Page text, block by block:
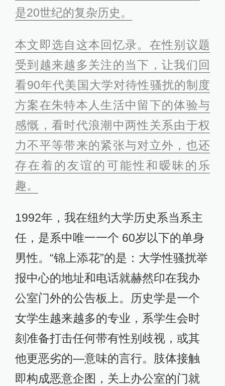
是20世纪的复杂历史。
本文即选自这本回忆录。在性别议题
受到越来越多关注的当下，让我们回
看90年代美国大学对待性骚扰的制度
方案在朱特本人生活中留下的体验与
感慨，看时代浪潮中两性关系由于权
力不平等带来的紧张与对立外，也还
存在着的友谊的可能性和暧昧的乐
趣。
1992年，我在纽约大学历史系当系主
任，是系中唯一一个 60岁以下的单身
男性。“锦上添花”的是：大学性骚扰举
报中心的地址和电话就赫然印在我办
公室门外的公告板上。历史学是一个
女学生越来越多的专业，系学生会时
刻准备打击任何带有性别歧视，或其
他更恶劣的—意味的言行。肢体接触
即构成恶意企图，关上办公室的门就